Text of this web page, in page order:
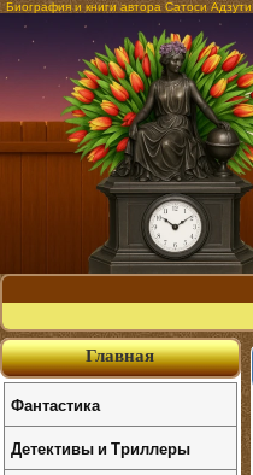
Биография и книги автора Сатоси Адзути
Главная
Фантастика
Детективы и Триллеры